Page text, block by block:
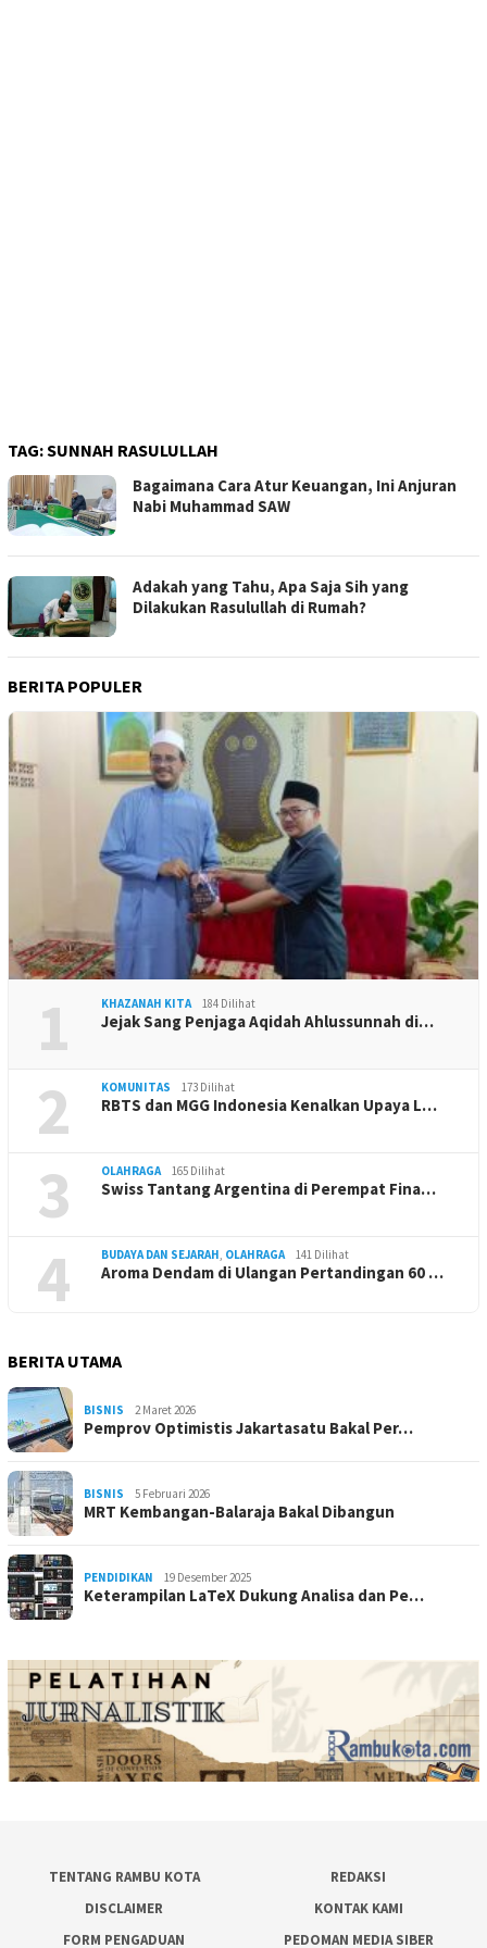
TAG:SUNNAH RASULULLAH
Bagaimana Cara Atur Keuangan, Ini Anjuran
Nabi Muhammad SAW
Adakah yang Tahu, Apa Saja Sih yang
Dilakukan Rasulullah di Rumah?
BERITA POPULER
1 KHAZANAH KITA 184 Dilihat
Jejak Sang Penjaga Aqidah Ahlussunnah di…
2 KOMUNITAS 173 Dilihat
RBTS dan MGG Indonesia Kenalkan Upaya L…
3 OLAHRAGA 165 Dilihat
Swiss Tantang Argentina di Perempat Fina…
4 BUDAYA DAN SEJARAH, OLAHRAGA 141 Dilihat
Aroma Dendam di Ulangan Pertandingan 60 …
BERITA UTAMA
BISNIS 2 Maret 2026
Pemprov Optimistis Jakartasatu Bakal Per…
BISNIS 5 Februari 2026
MRT Kembangan-Balaraja Bakal Dibangun
PENDIDIKAN 19 Desember 2025
Keterampilan LaTeX Dukung Analisa dan Pe…
TENTANG RAMBU KOTA
REDAKSI
DISCLAIMER
KONTAK KAMI
FORM PENGADUAN
PEDOMAN MEDIA SIBER